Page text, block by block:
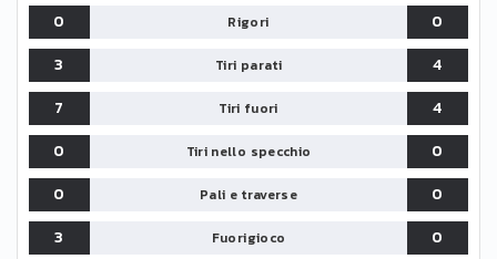
0 Rigori
0
3
Tiri parati
4
7
Tiri fuori
4
0
Tiri nello specchio
0
0
Pali e traverse
0
3
Fuorigioco
0